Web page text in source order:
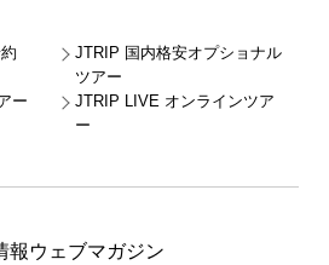
JTRIP 国内格安オプショナル
ツアー
ー
JTRIP LIVE オンラインツア
ー
報ウェブマガジン